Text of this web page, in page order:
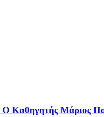
Καθηγητής Μάριος